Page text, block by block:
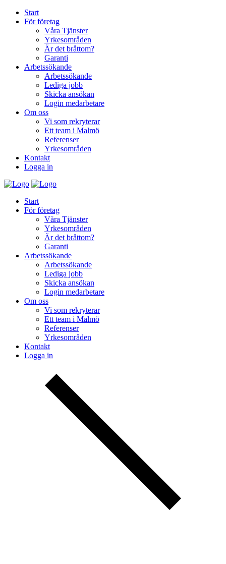
Start
För företag
Våra Tjänster
Yrkesområden
Är det bråttom?
Garanti
Arbetssökande
Arbetssökande
Lediga jobb
Skicka ansökan
Login medarbetare
Om oss
Vi som rekryterar
Ett team i Malmö
Referenser
Yrkesområden
Kontakt
Logga in
Start
För företag
Våra Tjänster
Yrkesområden
Är det bråttom?
Garanti
Arbetssökande
Arbetssökande
Lediga jobb
Skicka ansökan
Login medarbetare
Om oss
Vi som rekryterar
Ett team i Malmö
Referenser
Yrkesområden
Kontakt
Logga in